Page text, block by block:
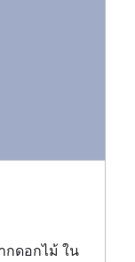
กดอกไม้ ใน